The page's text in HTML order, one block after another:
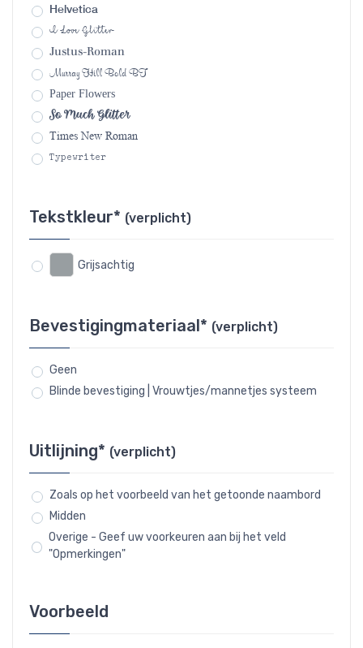
Helvetica
I Love Glitter
Justus-Roman
Murray Hill Bold BT
Paper Flowers
So Much Glitter
Times New Roman
Typewriter
Tekstkleur* (verplicht)
Grijsachtig
Bevestigingmateriaal* (verplicht)
Geen
Blinde bevestiging | Vrouwtjes/mannetjes systeem
Uitlijning* (verplicht)
Zoals op het voorbeeld van het getoonde naambord
Midden
Overige - Geef uw voorkeuren aan bij het veld
"Opmerkingen"
Voorbeeld